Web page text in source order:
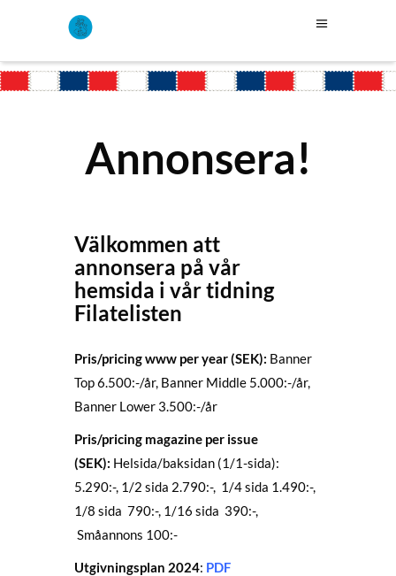
Annonsera!
Välkommen att
annonsera på vår
hemsida i vår tidning
Filatelisten
Pris/pricing www per year (SEK): Banner
Top 6.500:-/år, Banner Middle 5.000:-/år,
Banner Lower 3.500:-/år
Pris/pricing magazine per issue
(SEK): Helsida/baksidan (1/1-sida):
5.290:-, 1/2 sida 2.790:-, 1/4 sida 1.490:-,
1/8 sida 790:-, 1/16 sida 390:-,
Småannons 100:-
Utgivningsplan 2024: PDF